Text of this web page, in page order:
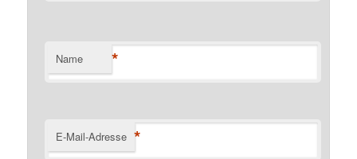
Name *
E-Mail-Adresse *